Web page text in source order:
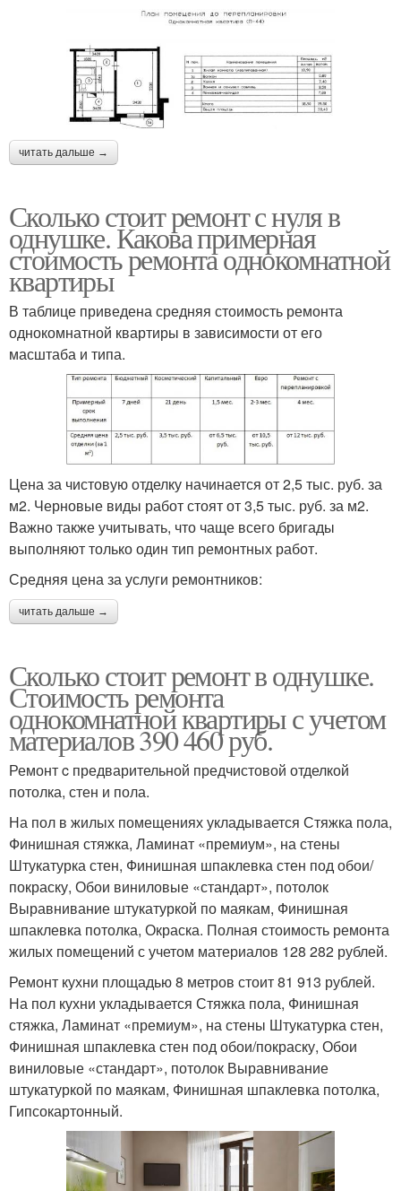
читать дальше →
Сколько стоит ремонт с нуля в
однушке. Какова примерная
стоимость ремонта однокомнатной
квартиры
В таблице приведена средняя стоимость ремонта
однокомнатной квартиры в зависимости от его
масштаба и типа.
Цена за чистовую отделку начинается от 2,5 тыс. руб. за
м2. Черновые виды работ стоят от 3,5 тыс. руб. за м2.
Важно также учитывать, что чаще всего бригады
выполняют только один тип ремонтных работ.
Средняя цена за услуги ремонтников:
читать дальше →
Сколько стоит ремонт в однушке.
Стоимость ремонта
однокомнатной квартиры с учетом
материалов 390 460 руб.
Ремонт c предварительной предчистовой отделкой
потолка, стен и пола.
На пол в жилых помещениях укладывается Стяжка пола,
Финишная стяжка, Ламинат «премиум», на стены
Штукатурка стен, Финишная шпаклевка стен под обои/
покраску, Обои виниловые «стандарт», потолок
Выравнивание штукатуркой по маякам, Финишная
шпаклевка потолка, Окраска. Полная стоимость ремонта
жилых помещений с учетом материалов 128 282 рублей.
Ремонт кухни площадью 8 метров стоит 81 913 рублей.
На пол кухни укладывается Стяжка пола, Финишная
стяжка, Ламинат «премиум», на стены Штукатурка стен,
Финишная шпаклевка стен под обои/покраску, Обои
виниловые «стандарт», потолок Выравнивание
штукатуркой по маякам, Финишная шпаклевка потолка,
Гипсокартонный.